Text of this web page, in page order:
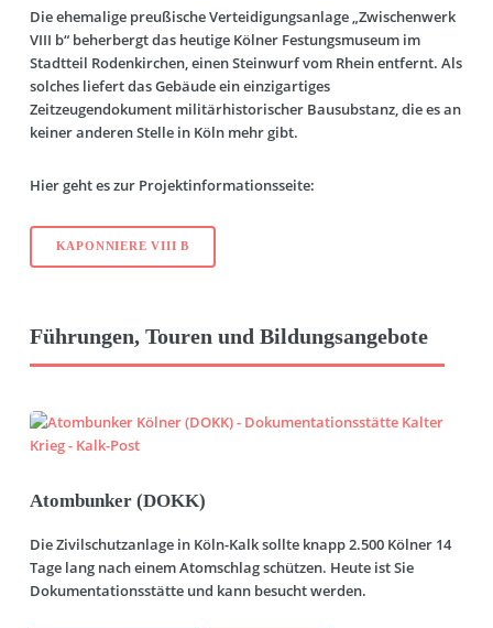
Die ehemalige preußische Verteidigungsanlage „Zwischenwerk
VIII b“ beherbergt das heutige Kölner Festungsmuseum im
Stadtteil Rodenkirchen, einen Steinwurf vom Rhein entfernt. Als
solches liefert das Gebäude ein einzigartiges
Zeitzeugendokument militärhistorischer Bausubstanz, die es an
keiner anderen Stelle in Köln mehr gibt.
Hier geht es zur Projektinformationsseite:
KAPONNIERE VIII B
Führungen, Touren und Bildungsangebote
Atombunker (DOKK)
Die Zivilschutzanlage in Köln-Kalk sollte knapp 2.500 Kölner 14
Tage lang nach einem Atomschlag schützen. Heute ist Sie
Dokumentationsstätte und kann besucht werden.